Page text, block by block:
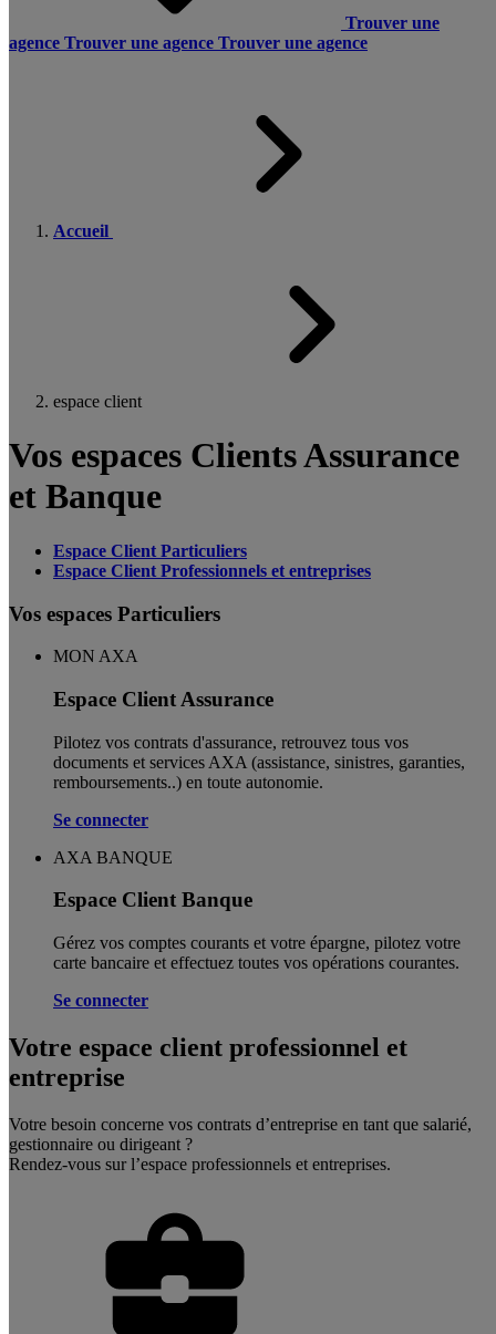
Trouver une
agence Trouver une agence Trouver une agence
Accueil
espace client
Vos espaces Clients Assurance
et Banque
Espace Client Particuliers
Espace Client Professionnels et entreprises
Vos espaces Particuliers
MON AXA
Espace Client Assurance
Pilotez vos contrats d'assurance, retrouvez tous vos
documents et services AXA (assistance, sinistres, garanties,
remboursements..) en toute autonomie. ​
Se connecter
AXA BANQUE
Espace Client Banque
Gérez vos comptes courants et votre épargne, pilotez votre
carte bancaire et effectuez toutes vos opérations courantes.
Se connecter
Votre espace client professionnel et
entreprise
Votre besoin concerne vos contrats d’entreprise en tant que salarié,
gestionnaire ou dirigeant ?
Rendez-vous sur l’espace professionnels et entreprises.